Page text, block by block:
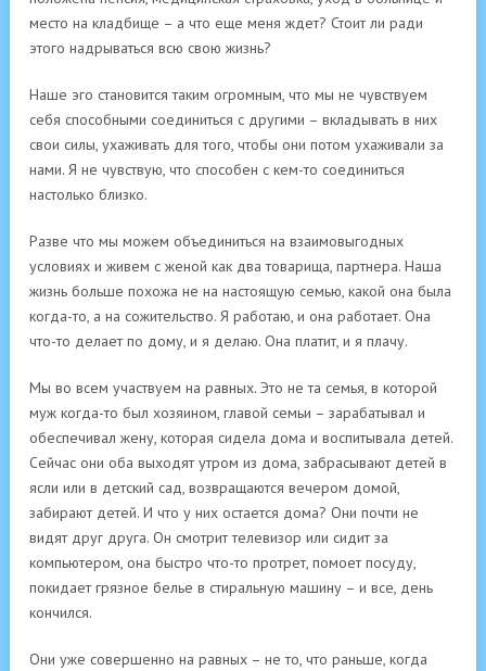
место на кладбище – а что еще меня ждет? Стоит ли ради
этого надрываться всю свою жизнь?
Наше эго становится таким огромным, что мы не чувствуем
себя способными соединиться с другими – вкладывать в них
свои силы, ухаживать для того, чтобы они потом ухаживали за
нами. Я не чувствую, что способен с кем-то соединиться
настолько близко.
Разве что мы можем объединиться на взаимовыгодных
условиях и живем с женой как два товарища, партнера. Наша
жизнь больше похожа не на настоящую семью, какой она была
когда-то, а на сожительство. Я работаю, и она работает. Она
что-то делает по дому, и я делаю. Она платит, и я плачу.
Мы во всем участвуем на равных. Это не та семья, в которой
муж когда-то был хозяином, главой семьи – зарабатывал и
обеспечивал жену, которая сидела дома и воспитывала детей.
Сейчас они оба выходят утром из дома, забрасывают детей в
ясли или в детский сад, возвращаются вечером домой,
забирают детей. И что у них остается дома? Они почти не
видят друг друга. Он смотрит телевизор или сидит за
компьютером, она быстро что-то протрет, помоет посуду,
покидает грязное белье в стиральную машину – и все, день
кончился.
Они уже совершенно на равных – не то, что раньше, когда